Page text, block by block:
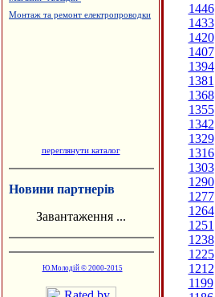
Монтаж та ремонт електропроводки
переглянути каталог
Новини партнерів
Завантаження ...
Ю.Молодій © 2000-2015
1446
1433
1420
1407
1394
1381
1368
1355
1342
1329
1316
1303
1290
1277
1264
1251
1238
1225
1212
1199